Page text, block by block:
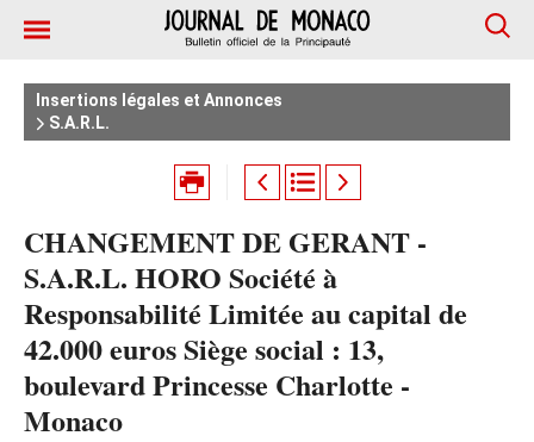
Insertions légales et Annonces
S.A.R.L.
CHANGEMENT DE GERANT -
S.A.R.L. HORO Société à
Responsabilité Limitée au capital de
42.000 euros Siège social : 13,
boulevard Princesse Charlotte -
Monaco